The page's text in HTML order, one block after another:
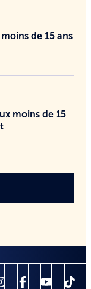
de 15 ans
moins de 15